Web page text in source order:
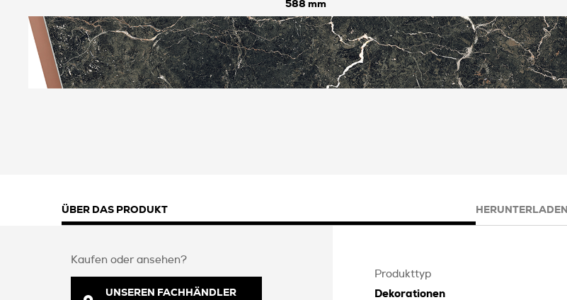
588
ÜBER DAS PRODUKT HERUNTERLADEN
Kaufen oder ansehen?
UNSEREN FACHHÄNDLER
Produkttyp
Dekorationen